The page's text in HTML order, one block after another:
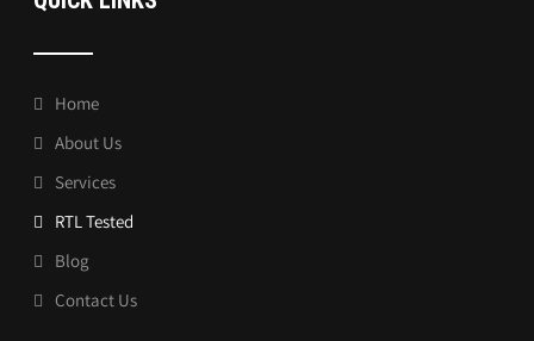
Home
About Us
Services
RTL Tested
Blog
Contact Us